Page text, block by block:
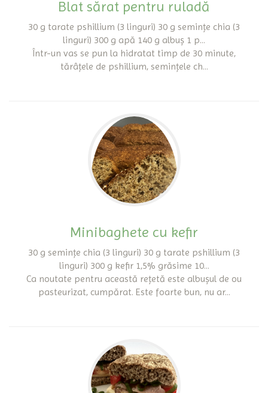
Blat sărat pentru ruladă
30 g tarate pshillium (3 linguri) 30 g semințe chia (3
linguri) 300 g apă 140 g albuș 1 p...
Într-un vas se pun la hidratat timp de 30 minute,
tărâțele de pshillium, semințele ch...
Minibaghete cu kefir
30 g semințe chia (3 linguri) 30 g tarate pshillium (3
linguri) 300 g kefir 1,5% grăsime 10...
Ca noutate pentru această rețetă este albușul de ou
pasteurizat, cumpărat. Este foarte bun, nu ar...